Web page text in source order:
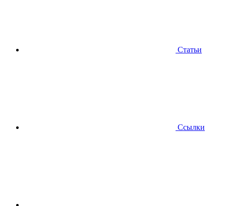
Статьи
Ссылки